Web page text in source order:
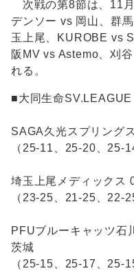
次戦の第8節は、11
デンソー vs 岡山、群
玉上尾、KUROBE vs
阪MV vs Astemo、刈
れる。
■大同生命
SAGA久光スプリング
（25-11、25-20、25-
埼玉上尾メディックス
（23-25、21-25、22-
PFUブルーキャッツ石
茨城
（25-15、25-17、25-